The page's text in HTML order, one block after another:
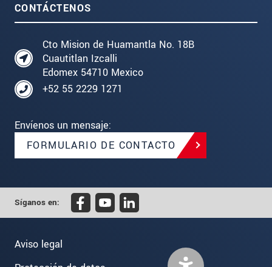
CONTÁCTENOS
Cto Mision de Huamantla No. 18B
Cuautitlan Izcalli
Edomex 54710 Mexico
+52 55 2229 1271
Envíenos un mensaje:
FORMULARIO DE CONTACTO
Síganos en:
Aviso legal